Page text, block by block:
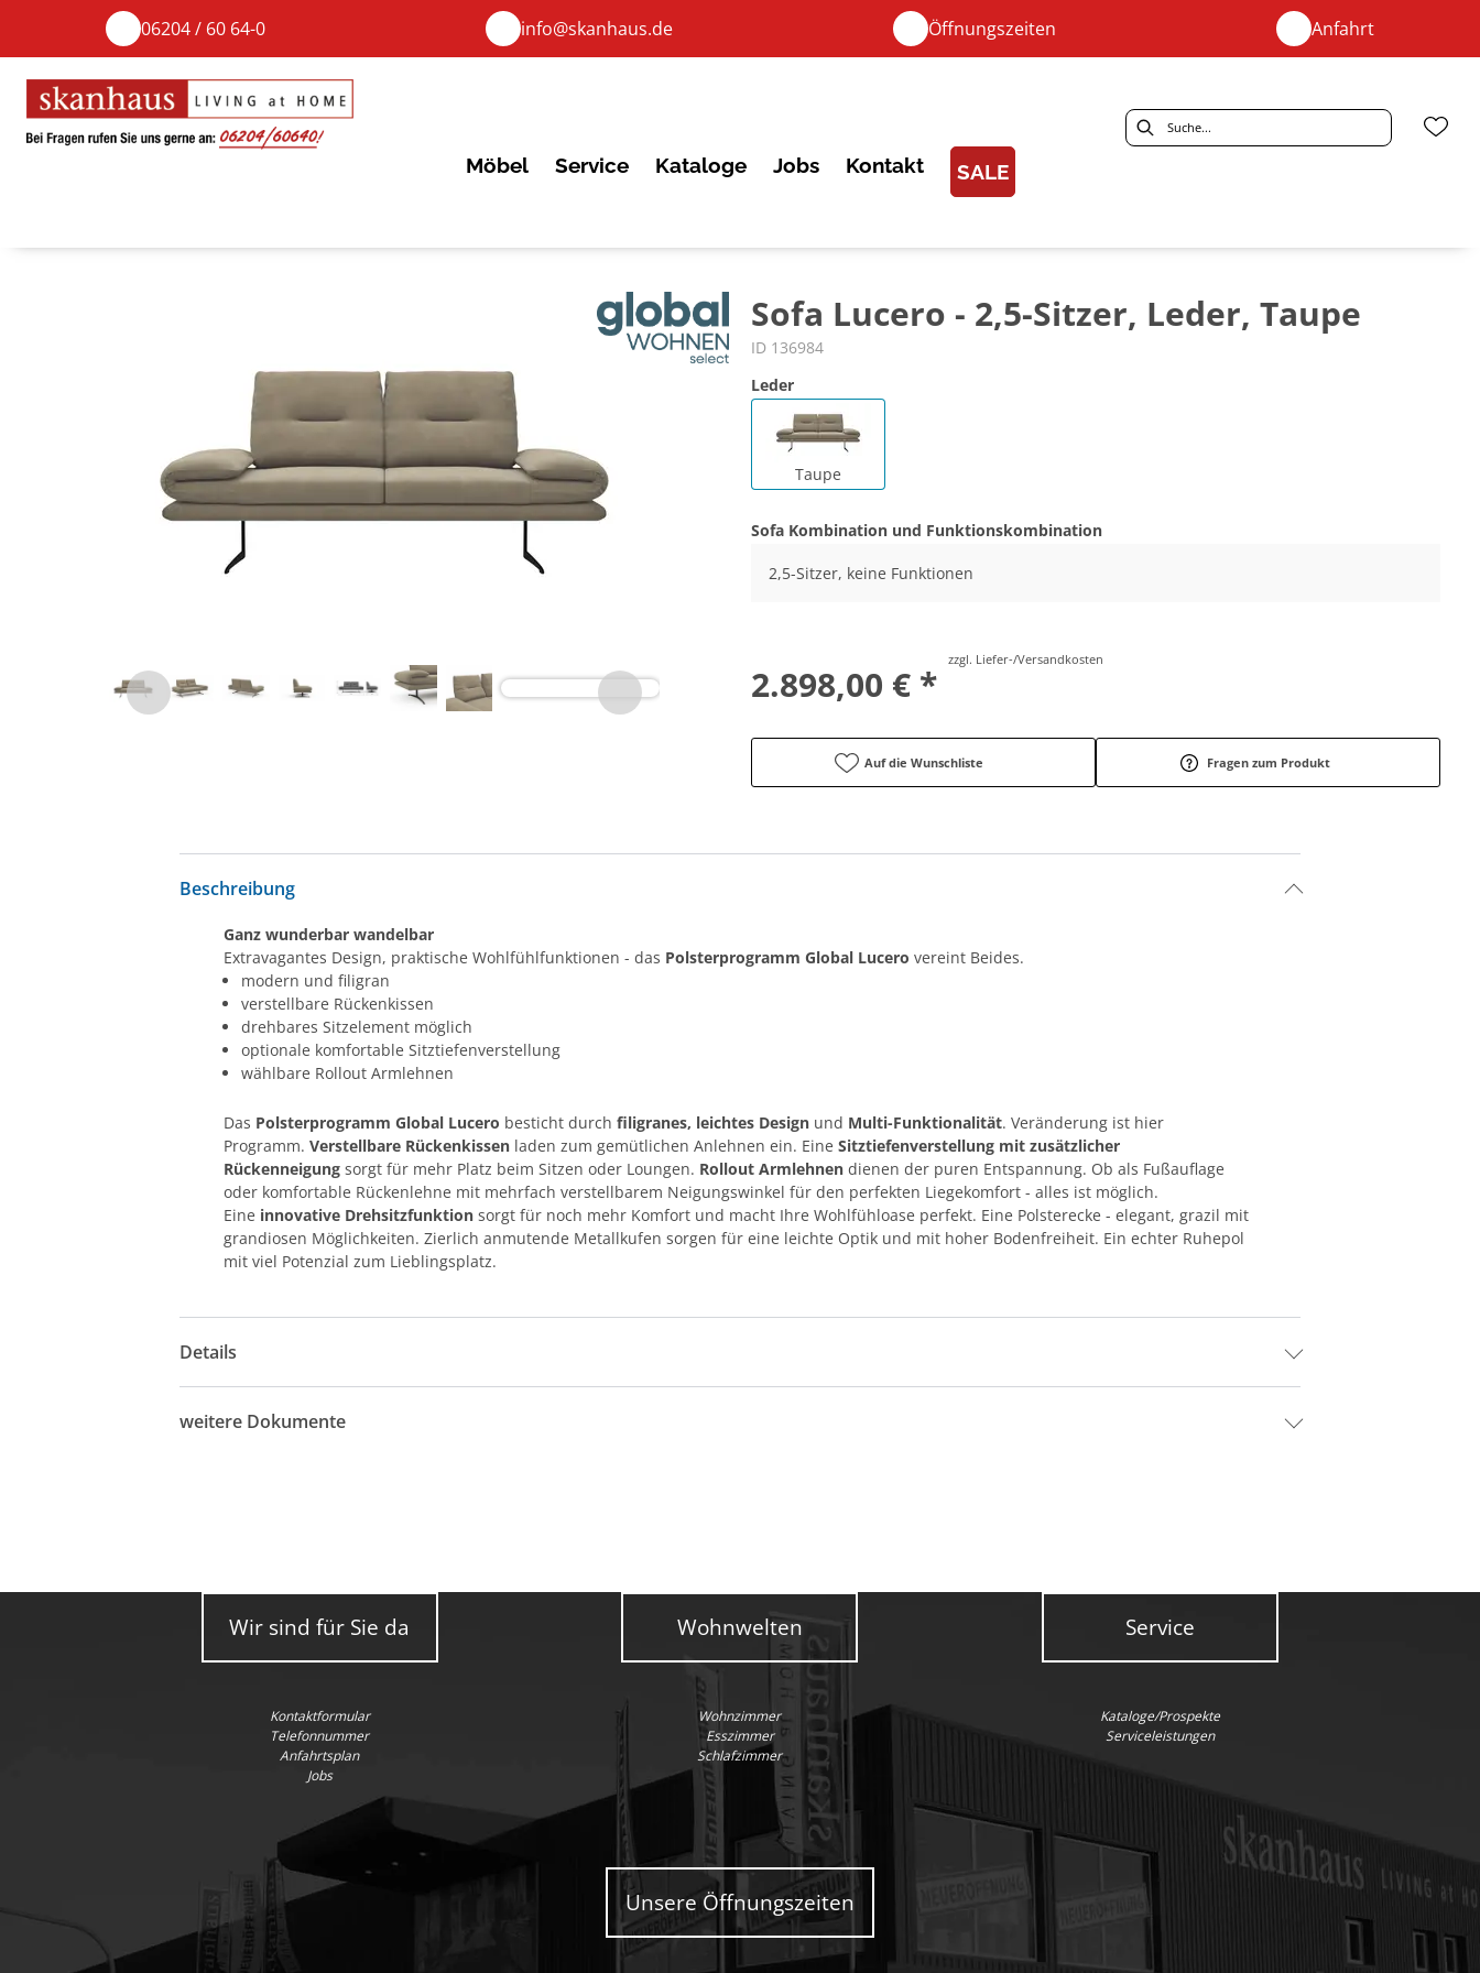
06204 / 60 64-0 info@skanhaus.de Öffnungszeiten Anfahrt
Möbel Service Kataloge Jobs Kontakt SALE
Sofa Lucero - 2,5-Sitzer, Leder, Taupe
ID 136984
Leder
Taupe
Sofa Kombination und Funktionskombination
2,5-Sitzer, keine Funktionen
2.898,00 € *
zzgl. Liefer-/Versandkosten
Auf die Wunschliste Fragen zum Produkt
Beschreibung
Ganz wunderbar wandelbar
Extravagantes Design, praktische Wohlfühlfunktionen - das Polsterprogramm Global Lucerovereint Beides.
modern und filigran
verstellbare Rückenkissen
drehbares Sitzelement möglich
optionale komfortable Sitztiefenverstellung
wählbare Rollout Armlehnen
Das Polsterprogramm Global Lucero besticht durchfiligranes, leichtes Design und Multi-Funktionalität. Veränderung ist hier
Programm.Verstellbare Rückenkissen laden zum gemütlichen Anlehnen ein. EineSitztiefenverstellung mit zusätzlicher
Rückenneigung sorgt für mehr Platz beim Sitzen oder Loungen. Rollout Armlehnen dienen der puren Entspannung. Ob als Fußauflage
oder komfortable Rückenlehne mit mehrfach verstellbarem Neigungswinkel für den perfekten Liegekomfort - alles ist möglich.
Eine innovative Drehsitzfunktion sorgt für noch mehr Komfort und macht Ihre Wohlfühloase perfekt. Eine Polsterecke - elegant, grazil mit
grandiosen Möglichkeiten. Zierlich anmutende Metallkufen sorgen für eine leichte Optik und mit hoher Bodenfreiheit. Ein echter Ruhepol
mit viel Potenzial zum Lieblingsplatz.
Details
weitere Dokumente
Wir sind für Sie da
Kontaktformular
Telefonnummer
Anfahrtsplan
Jobs
Wohnwelten
Wohnzimmer
Esszimmer
Schlafzimmer
Service
Kataloge/Prospekte
Serviceleistungen
Unsere Öffnungszeiten